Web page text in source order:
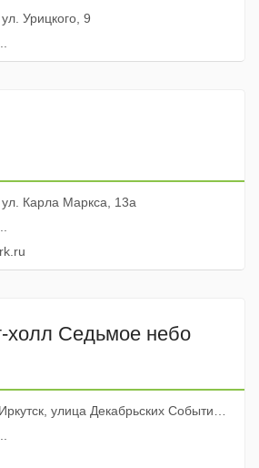
Урицкого, 9
Карла Маркса, 13а
холл Седьмое небо
улица Декабрьских Событий, 102/1, РЦ Звездный